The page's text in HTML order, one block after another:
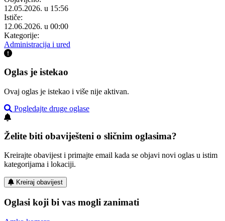
12.05.2026. u 15:56
Ističe:
12.06.2026. u 00:00
Kategorije:
Administracija i ured
Oglas je istekao
Ovaj oglas je istekao i više nije aktivan.
Pogledajte druge oglase
Želite biti obaviješteni o sličnim oglasima?
Kreirajte obavijest i primajte email kada se objavi novi oglas u istim
kategorijama i lokaciji.
Kreiraj obavijest
Oglasi koji bi vas mogli zanimati